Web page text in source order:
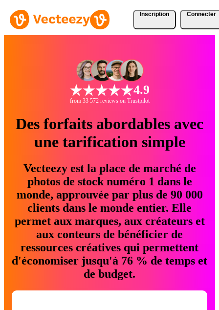
Inscription Connecter
4.9
from 33 572 reviews on Trustpilot
Des forfaits abordables avec
une tarification simple
Vecteezy est la place de marché de
photos de stock numéro 1 dans le
monde, approuvée par plus de 90 000
clients dans le monde entier. Elle
permet aux marques, aux créateurs et
aux conteurs de bénéficier de
ressources créatives qui permettent
d'économiser jusqu'à 76 % de temps et
de budget.